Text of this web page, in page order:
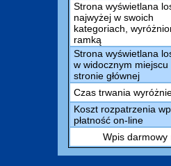
Strona wyświetlana
najwyżej w swoich
kategoriach,
ramką
Strona wyświetlana
w widocznym miejscu
stronie głównej
Czas trwania
Koszt rozpatrzenia
płatność on-line
Wpis darmowy